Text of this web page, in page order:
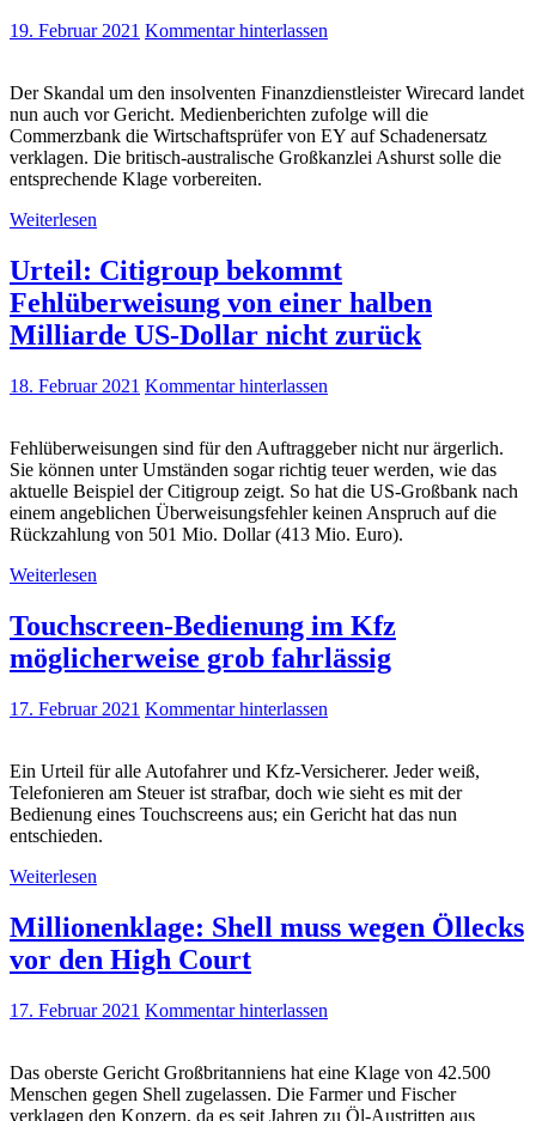
19. Februar 2021 Kommentar hinterlassen
Der Skandal um den insolventen Finanzdienstleister Wirecard landet
nun auch vor Gericht. Medienberichten zufolge will die
Commerzbank die Wirtschaftsprüfer von EY auf Schadenersatz
verklagen. Die britisch-australische Großkanzlei Ashurst solle die
entsprechende Klage vorbereiten.
Weiterlesen
Urteil: Citigroup bekommt
Fehlüberweisung von einer halben
Milliarde US-Dollar nicht zurück
18. Februar 2021 Kommentar hinterlassen
Fehlüberweisungen sind für den Auftraggeber nicht nur ärgerlich.
Sie können unter Umständen sogar richtig teuer werden, wie das
aktuelle Beispiel der Citigroup zeigt. So hat die US-Großbank nach
einem angeblichen Überweisungsfehler keinen Anspruch auf die
Rückzahlung von 501 Mio. Dollar (413 Mio. Euro).
Weiterlesen
Touchscreen-Bedienung im Kfz
möglicherweise grob fahrlässig
17. Februar 2021 Kommentar hinterlassen
Ein Urteil für alle Autofahrer und Kfz-Versicherer. Jeder weiß,
Telefonieren am Steuer ist strafbar, doch wie sieht es mit der
Bedienung eines Touchscreens aus; ein Gericht hat das nun
entschieden.
Weiterlesen
Millionenklage: Shell muss wegen Öllecks
vor den High Court
17. Februar 2021 Kommentar hinterlassen
Das oberste Gericht Großbritanniens hat eine Klage von 42.500
Menschen gegen Shell zugelassen. Die Farmer und Fischer
verklagen den Konzern, da es seit Jahren zu Öl-Austritten aus